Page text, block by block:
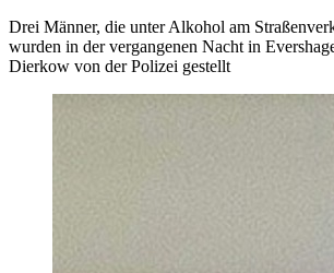
Drei Männer, die unter Alkohol am
wurden in der vergangenen Nacht in
Dierkow von der Polizei gestellt